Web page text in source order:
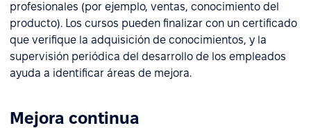
profesionales (por ejemplo, ventas, conocimiento del
producto). Los cursos pueden finalizar con un certificado
que verifique la adquisición de conocimientos, y la
supervisión periódica del desarrollo de los empleados
ayuda a identificar áreas de mejora.
Mejora continua